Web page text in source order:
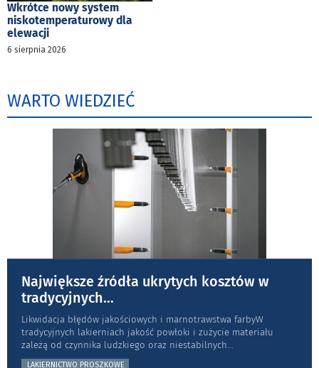
Wkrótce nowy system
niskotemperaturowy dla
elewacji
6 sierpnia 2026
WARTO WIEDZIEĆ
Największe źródła ukrytych kosztów w
tradycyjnych...
Likwidacja błędów jakościowych i marnotrawstwa farbyW
tradycyjnych lakierniach jakość powłoki i zużycie materiału
zależą od czynnika ludzkiego oraz niestabilnych...
LAKIERNICTWO PROSZKOWE